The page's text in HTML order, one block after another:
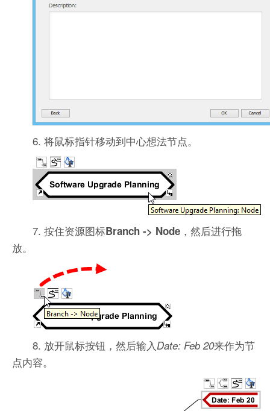
6. 将鼠标指针移动到中心想法节点。
7. 按住资源图标Branch -> Node ，然后进行拖
放。
8. 放开鼠标按钮，然后输入Date: Feb 20来作为节
点内容。